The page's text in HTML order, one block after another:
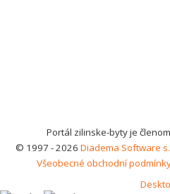
Portál zilinske-byty je
© 1997 - 2026 Diadema Software
Všeobecné obchodní